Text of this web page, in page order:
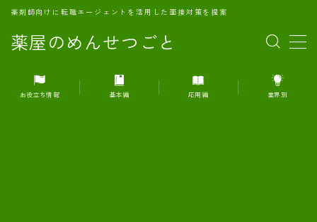
薬屋のめんせつごと
薬剤師向けに転職エージェントを活用した面接対策を提案
MENU
1.転職エージェントとは何か？
お役立ち情報 基本編 応用編 業界別